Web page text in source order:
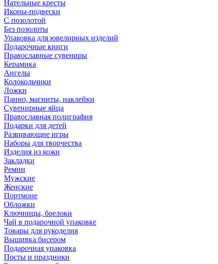
Нательные кресты
Иконы-подвески
С позолотой
Без позолоты
Упаковка для ювелирных изделий
Подарочные книги
Православные сувениры
Керамика
Ангелы
Колокольчики
Ложки
Панно, магниты, наклейки
Сувенирные яйца
Православная полиграфия
Подарки для детей
Развивающие игры
Наборы для творчества
Изделия из кожи
Закладки
Ремни
Мужские
Женские
Портмоне
Обложки
Ключницы, брелоки
Чай в подарочной упаковке
Товары для рукоделия
Вышивка бисером
Подарочная упаковка
Посты и праздники